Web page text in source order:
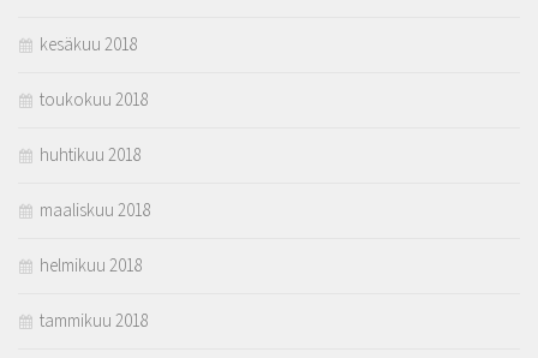
kesäkuu 2018
toukokuu 2018
huhtikuu 2018
maaliskuu 2018
helmikuu 2018
tammikuu 2018